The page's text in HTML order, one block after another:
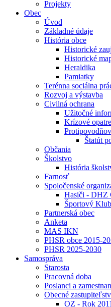
Projekty
Obec
Úvod
Základné údaje
História obce
Historické
Historické
Heraldika
Pamiatky
Terénna sociálna
Rozvoj a výstavba
Civilná ochrana
Užitočné
Krízové
Štatút
Občania
Školstvo
História
Farnosť
Spoločenské
Hasiči - DHZ
Športový Klub
Partnerská obec
Anketa
MAS IKN
PHSR obce 2015-
PHSR 2025-2030
Samospráva
Starosta
Pracovná doba
Poslanci a
Obecné
OZ - Rok 2011